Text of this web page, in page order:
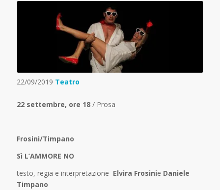
22/09/2019 Teatro
22 settembre, ore 18 / Prosa
Frosini/Timpano
Sì L’AMMORE NO
testo, regia e interpretazione Elvira Frosinie Daniele
Timpano